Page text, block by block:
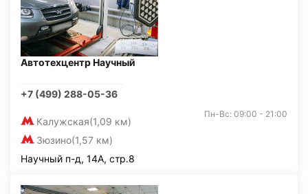
Автотехцентр Научный
+7 (499) 288-05-36
Калужская(1,09 км)
Зюзино(1,57 км)
Пн-Вс: 09:00 - 21:00
Научный п-д, 14А, стр.8